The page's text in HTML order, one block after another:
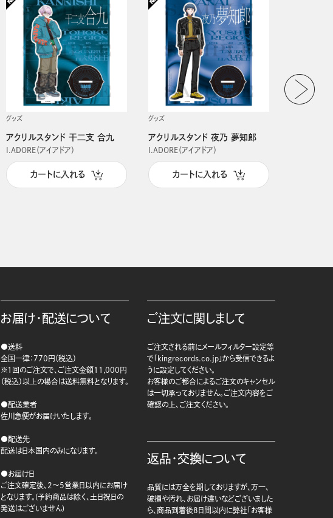
グッズ
アクリルスタンド 干二支 合九
I.ADORE（アイアドア）
カートに入れる
グッズ
アクリルスタンド 夜乃 夢知郎
I.ADORE（アイアドア）
カートに入れる
お届け・配送について
●送料
全国一律：770円（税込）
※1回のご注文で、ご注文金額11,000円
（税込）以上の場合は送料無料となります。
●配送業者
佐川急便がお届けいたします。
●配送先
配送は日本国内のみになります。
●お届け日
ご注文確定後、2～5営業日以内にお届け
となります。(予約商品は除く、土日祝日の
発送はございません)
ご注文に関しまして
ご注文される前にメールフィルター設定等
で「kingrecords.co.jp」から受信できるよ
うに設定してください。
お客様のご都合によるご注文のキャンセル
は一切承っておりません。ご注文内容をご
確認の上、ご注文ください。
返品・交換について
品質には万全を期しておりますが、万一、
破損や汚れ、お届け違いなどございました
ら、商品到着後8日間以内に弊社「お客様